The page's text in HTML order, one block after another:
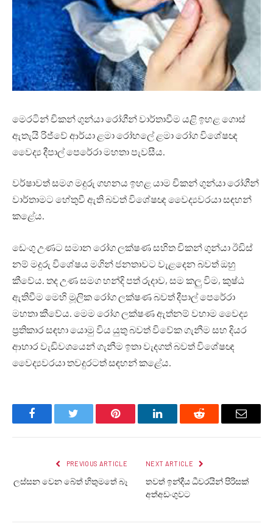
මෙරටින් චිකන් ගුන්යා රෝගීන් වාර්තාවීම යළි ඉහළ ගොස්
ඇතැයි රිජ්වේ ආර්යා ළමා රෝහලේ ළමා රෝග විශේෂඥ
වෛද්‍ය දීපාල් පෙරේරා මහතා පැවසීය.
වර්ෂාවත් සමග මදුරු ගහනය ඉහළ යාම චිකන් ගුන්යා රෝගීන්
වාර්තාමට හේතුවී ඇති බවත් විශේෂඥ වෛද්‍යවරයා සඳහන්
කළේය.
ඩෙංගු උණට සමාන රෝග ලක්ෂණ සහිත චිකන් ගුන්යා ඊඩිස්
නම් මදුරු විශේෂය මගින් ජනතාවට වැළදෙන බවත් ඔහු
කීවේය. තද උණ සමග හන්දි පත් රුදාව, සම කලු විම, කුෂ්ඨ
ඇතිවීම මෙහි මූලික රෝග ලක්ෂණ බවත් දීපාල් පෙරේරා
මහතා කීවේය. මෙම රෝග ලක්ෂණ ඇත්නම් වහාම වෛද්‍ය
ප්‍රතිකාර සඳහා යොමු විය යුතු බවත් විවේක ගැනීම සහ දියර
ආහාර වැඩිවශයෙන් ගැනීම ඉතා වැදගත් බවත් විශේෂඥ
වෛද්‍යවරයා තවදුරටත් සඳහන් කළේය.
FacebookTwitter Pinterest LinkedInReddit Email
PREVIOUS ARTICLE
ලස්සන වෙන බේත් හිතුමතේ බෑ
NEXT ARTICLE
තවත් ඉන්දීය ධීවරයින් පිරිසක්
අත්අඩංගුවට